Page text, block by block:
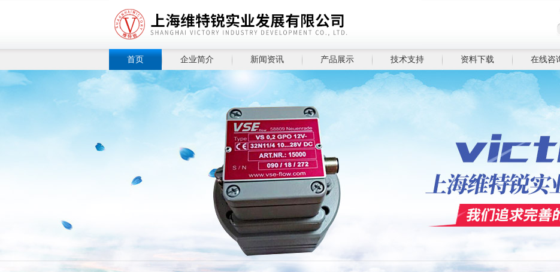
首页 企业简介 新闻资讯 产品展示 技术支持 资料下载 在线咨